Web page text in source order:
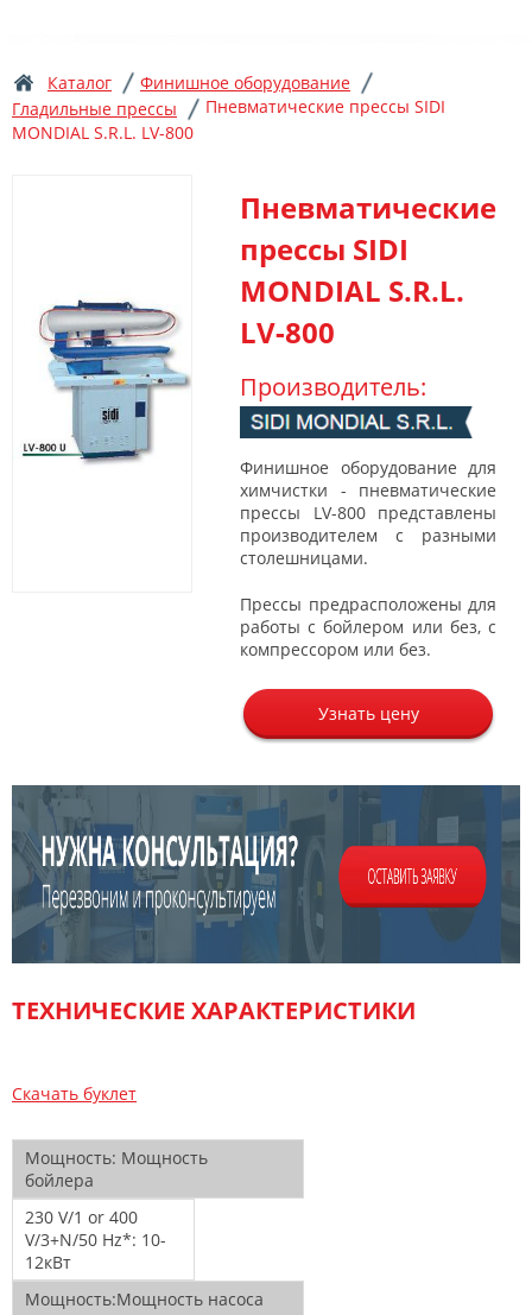
Каталог
Финишное оборудование
Гладильные прессы
Пневматические прессы SIDI
MONDIAL S.R.L. LV-800
Пневматические
прессы SIDI
MONDIAL S.R.L.
LV-800
Производитель:
Финишное оборудование для
химчистки - пневматические
прессы LV-800 представлены
производителем с разными
столешницами.
Прессы предрасположены для
работы с бойлером или без, с
компрессором или без.
Узнать цену
ТЕХНИЧЕСКИЕ ХАРАКТЕРИСТИКИ
Скачать буклет
Мощность: Мощность
бойлера
230 V/1 or 400
V/3+N/50 Hz*: 10-
12кВт
Мощность:Мощность насоса